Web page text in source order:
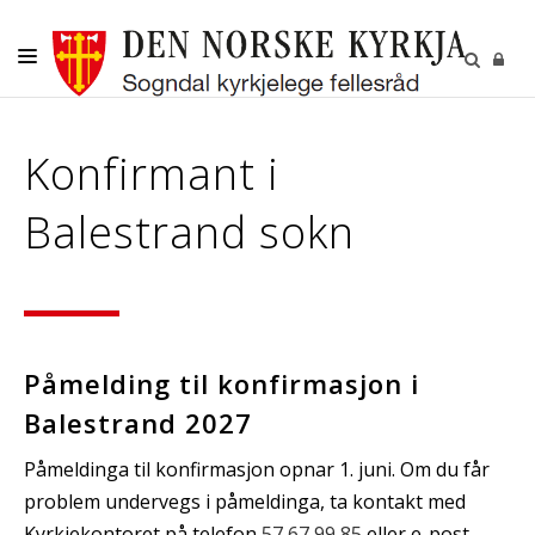
KYRKJELEGE HANDLINGAR
BORN OG UNGE
KULTUR
Konfirmant i
Balestrand sokn
Påmelding til konfirmasjon i
Balestrand 2027
Påmeldinga til konfirmasjon opnar 1. juni. Om du får
problem undervegs i påmeldinga, ta kontakt med